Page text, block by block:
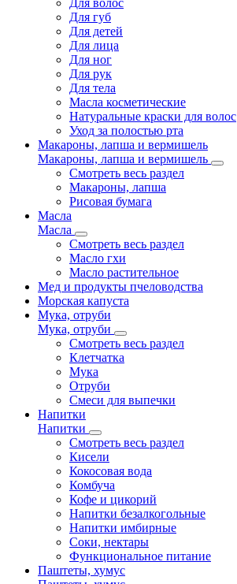
Для волос
Для губ
Для детей
Для лица
Для ног
Для рук
Для тела
Масла косметические
Натуральные краски для волос
Уход за полостью рта
Макароны, лапша и вермишель
Макароны, лапша и вермишель
Смотреть весь раздел
Макароны, лапша
Рисовая бумага
Масла
Масла
Смотреть весь раздел
Масло гхи
Масло растительное
Мед и продукты пчеловодства
Морская капуста
Мука, отруби
Мука, отруби
Смотреть весь раздел
Клетчатка
Мука
Отруби
Смеси для выпечки
Напитки
Напитки
Смотреть весь раздел
Кисели
Кокосовая вода
Комбуча
Кофе и цикорий
Напитки безалкогольные
Напитки имбирные
Соки, нектары
Функциональное питание
Паштеты, хумус